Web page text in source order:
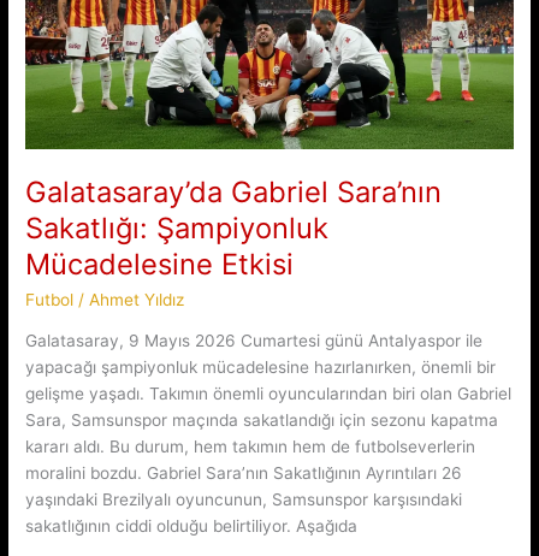
Galatasaray’da Gabriel Sara’nın
Sakatlığı: Şampiyonluk
Mücadelesine Etkisi
Futbol /Ahmet Yıldız
Galatasaray, 9 Mayıs 2026 Cumartesi günü Antalyaspor ile
yapacağı şampiyonluk mücadelesine hazırlanırken, önemli bir
gelişme yaşadı. Takımın önemli oyuncularından biri olan Gabriel
Sara, Samsunspor maçında sakatlandığı için sezonu kapatma
kararı aldı. Bu durum, hem takımın hem de futbolseverlerin
moralini bozdu. Gabriel Sara’nın Sakatlığının Ayrıntıları 26
yaşındaki Brezilyalı oyuncunun, Samsunspor karşısındaki
sakatlığının ciddi olduğu belirtiliyor. Aşağıda